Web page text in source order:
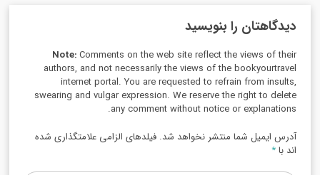
دیدگاهتان را بنویسید
Note:Comments on the web site reflect the views of their
authors, and not necessarily the views of the bookyourtravel
internet portal. You are requested to refrain from insults,
swearing and vulgar expression. We reserve the right to delete
any comment without notice or explanations.
آدرس ایمیل شما منتشر نخواهد شد. فیلدهای الزامی علامتگذاری شده
اند با*